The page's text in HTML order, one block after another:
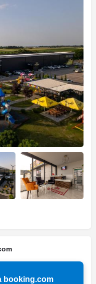
booking.com